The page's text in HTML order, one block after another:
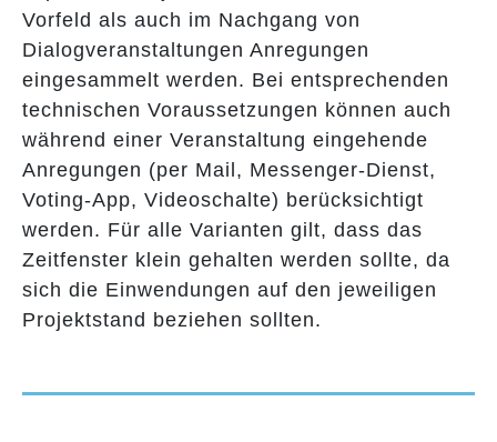
Vorfeld als auch im Nachgang von
Dialogveranstaltungen Anregungen
eingesammelt werden. Bei entsprechenden
technischen Voraussetzungen können auch
während einer Veranstaltung eingehende
Anregungen (per Mail, Messenger-Dienst,
Voting-App, Videoschalte) berücksichtigt
werden. Für alle Varianten gilt, dass das
Zeitfenster klein gehalten werden sollte, da
sich die Einwendungen auf den jeweiligen
Projektstand beziehen sollten.